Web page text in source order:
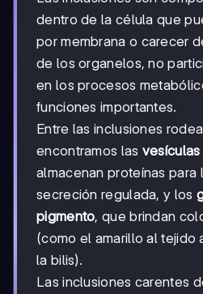
dentro de la célula que
por membrana o carecer
de los organelos, no
en los procesos
funciones importantes.
Entre las inclusiones
encontramos las
almacenan proteínas para
secreción regulada, y los
pigmento, que brindan
(como el amarillo al tejido
la bilis).
Las inclusiones carentes